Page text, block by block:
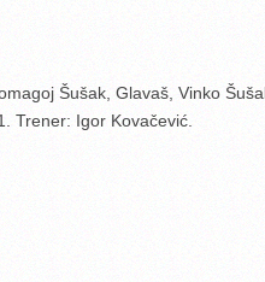
Šušak, Glavaš, Vinko
Trener: Igor Kovačević.